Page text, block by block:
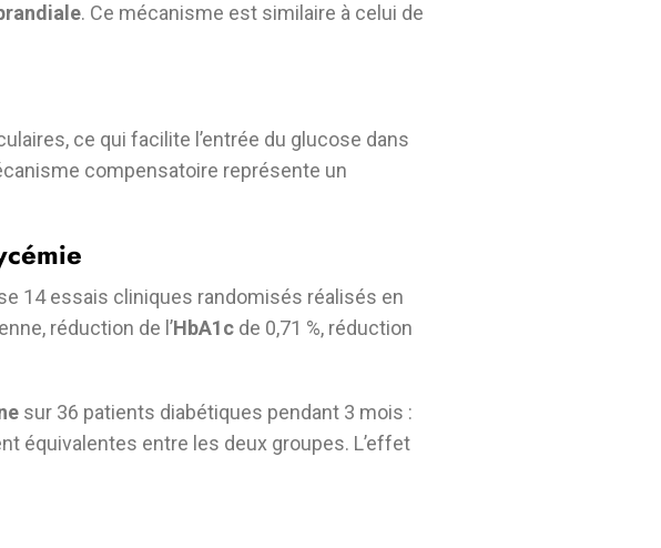
. Ce mécanisme est similaire à celui de
ce qui facilite l’entrée du glucose dans
compensatoire représente un
14 essais cliniques randomisés réalisés en
réduction de l’HbA1c de 0,71 %, réduction
sur 36 patients diabétiques pendant 3 mois :
équivalentes entre les deux groupes. L’effet